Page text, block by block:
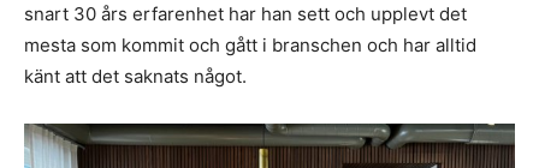
snart 30 års erfarenhet har han sett och upplevt det
mesta som kommit och gått i branschen och har alltid
känt att det saknats något.